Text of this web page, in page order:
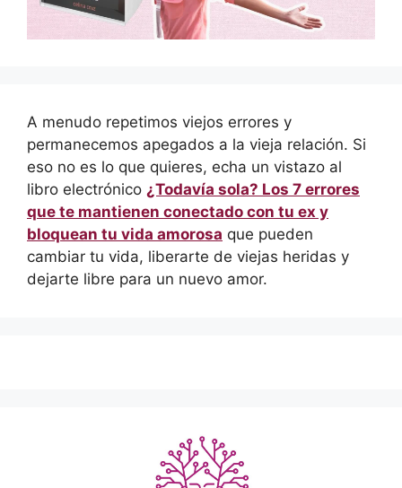
A menudo repetimos viejos errores y
permanecemos apegados a la vieja relación. Si
eso no es lo que quieres, echa un vistazo al
libro electrónico ¿Todavía sola? Los 7 errores
que te mantienen conectado con tu ex y
bloquean tu vida amorosa que pueden
cambiar tu vida, liberarte de viejas heridas y
dejarte libre para un nuevo amor.